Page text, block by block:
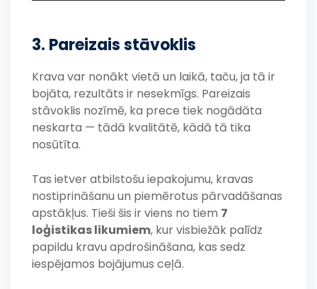
3. Pareizais stāvoklis
Krava var nonākt vietā un laikā, taču, ja tā ir
bojāta, rezultāts ir nesekmīgs. Pareizais
stāvoklis nozīmē, ka prece tiek nogādāta
neskarta — tādā kvalitātē, kādā tā tika
nosūtīta.
Tas ietver atbilstošu iepakojumu, kravas
nostiprināšanu un piemērotus pārvadāšanas
apstākļus. Tieši šis ir viens no tiem 7
loģistikas likumiem, kur visbiežāk palīdz
papildu kravu apdrošināšana, kas sedz
iespējamos bojājumus ceļā.